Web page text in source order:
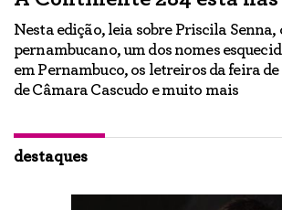
Nesta edição, leia sobre Priscila Senna,
pernambucano, um dos nomes
em Pernambuco, os letreiros da feira
de Câmara Cascudo e muito mais
destaques